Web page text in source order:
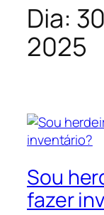
Dia:
2025
Sou
fazer